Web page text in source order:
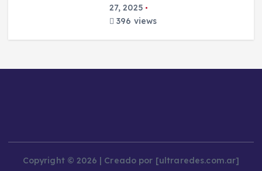
27, 2025
396 views
Copyright © 2026 | Creado por [ultraredes.com.ar]